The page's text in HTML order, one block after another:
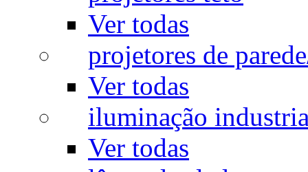
Ver todas
projetores de
Ver todas
iluminação
Ver todas